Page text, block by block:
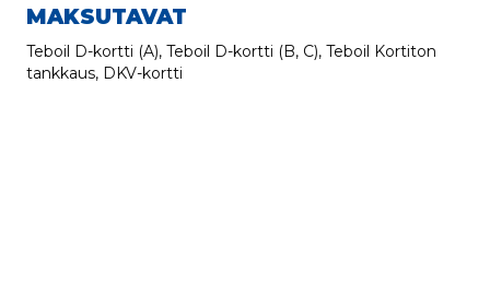
MAKSUTAVAT
Teboil D-kortti (A), Teboil D-kortti (B, C), Teboil Kortiton
tankkaus, DKV-kortti